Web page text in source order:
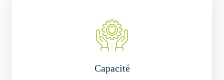
Capacité